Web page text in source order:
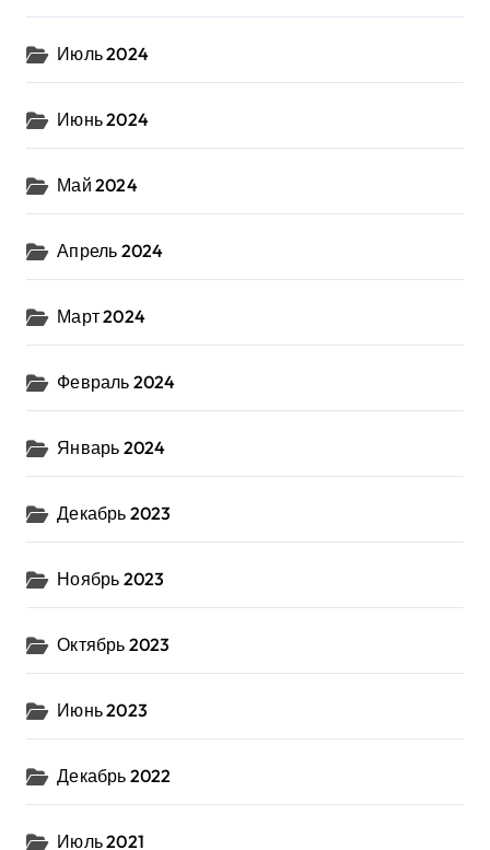
Июль 2024
Июнь 2024
Май 2024
Апрель 2024
Март 2024
Февраль 2024
Январь 2024
Декабрь 2023
Ноябрь 2023
Октябрь 2023
Июнь 2023
Декабрь 2022
Июль 2021